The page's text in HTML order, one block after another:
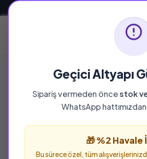
Geçici Altyapı
Sipariş vermeden öncestok
WhatsApp
🎁 %2
Bu sürece özel, tüm